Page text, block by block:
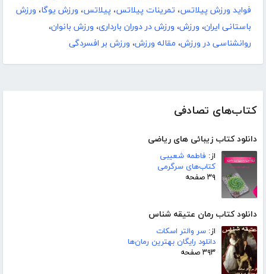
کتاب‌های تصادفی
دانلود کتاب زیبائی های ریاضی
از: فاطمه شعیبی
کتاب‌های سرگرمی
۳۹ صفحه
دانلود کتاب رمان عتیقه شناس
از: سر والتر اسکات
دانلود رایگان بهترین رمان‌ها
۳۹۳ صفحه
فواید ورزش پیلاتس، تمرینات پیلاتس، پیلاتس، ورزش یوگا، ورزش
باستانی ایران، ورزش، ورزش در دوران بارداری، ورزش بانوان،
روانشناسی در ورزش، مقاله ورزش، ورزش بر افسردگی